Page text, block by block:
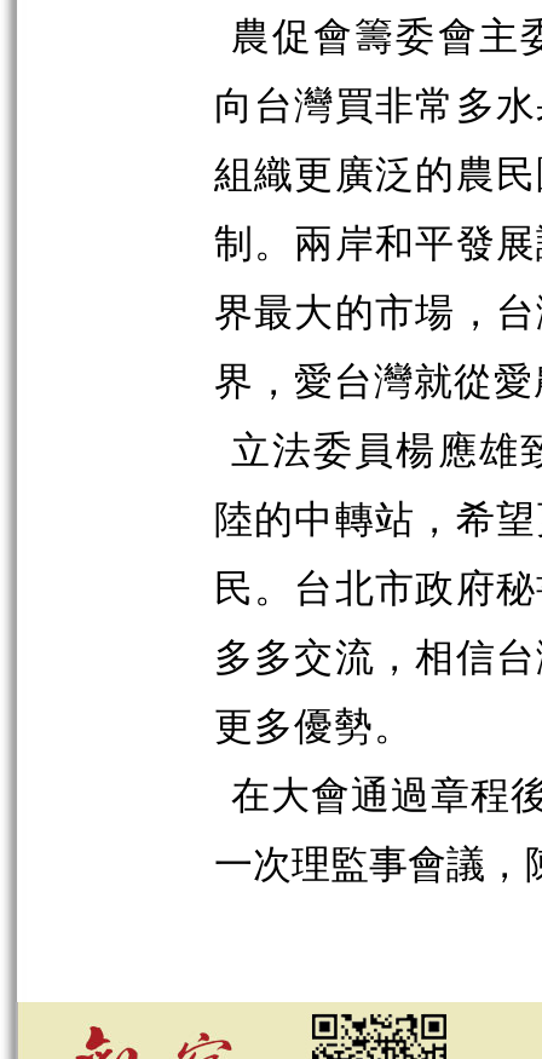
農促會籌委會主
向台灣買非常多
組織更廣泛的農
制。兩岸和平發
界最大的市場，
界，愛台灣就從
立法委員楊應雄
陸的中轉站，希
民。台北市政府
多多交流，相信
更多優勢。
在大會通過章程
一次理監事會議